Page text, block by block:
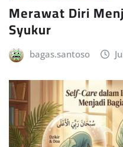
Merawat Diri
Syukur
bagas.santoso